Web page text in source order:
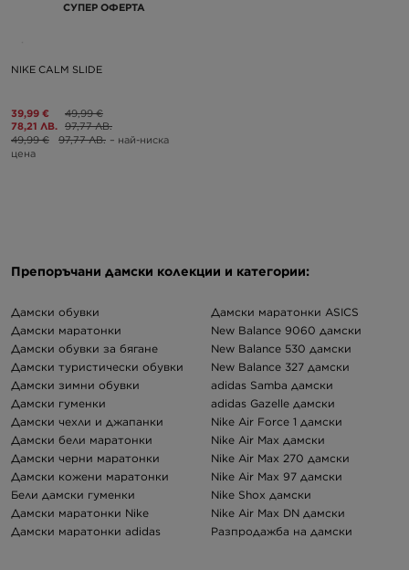
СУПЕР ОФЕРТА
NIKE CALM SLIDE
39,99 €
78,21 ЛВ.
49,99 €
97,77 ЛВ.
49,99 €
97,77 ЛВ. – най-ниска
цена
Препоръчани дамски колекции и категории:
Дамски обувки
Дамски маратонки
Дамски обувки за бягане
Дамски туристически обувки
Дамски зимни обувки
Дамски гуменки
Дамски чехли и джапанки
Дамски бели маратонки
Дамски черни маратонки
Дамски кожени маратонки
Бели дамски гуменки
Дамски маратонки Nike
Дамски маратонки adidas
Дамски маратонки ASICS
New Balance 9060 дамски
New Balance 530 дамски
New Balance 327 дамски
adidas Samba дамски
adidas Gazelle дамски
Nike Air Force 1 дамски
Nike Air Max дамски
Nike Air Max 270 дамски
Nike Air Max 97 дамски
Nike Shox дамски
Nike Air Max DN дамски
Разпродажба на дамски